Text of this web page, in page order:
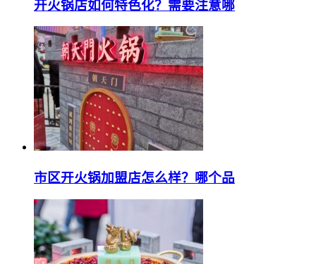
开火锅店如何特色化？需要注意哪
市区开火锅加盟店怎么样？哪个品